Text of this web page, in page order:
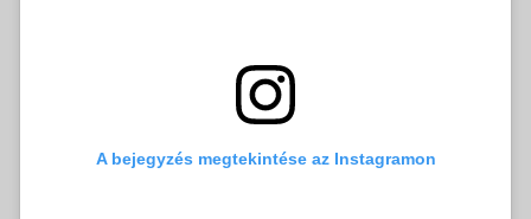
A bejegyzés megtekintése az Instagramon